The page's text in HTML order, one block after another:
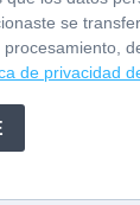
se
procesamiento,
de privacidad